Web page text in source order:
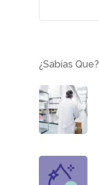
¿Sabías Que?